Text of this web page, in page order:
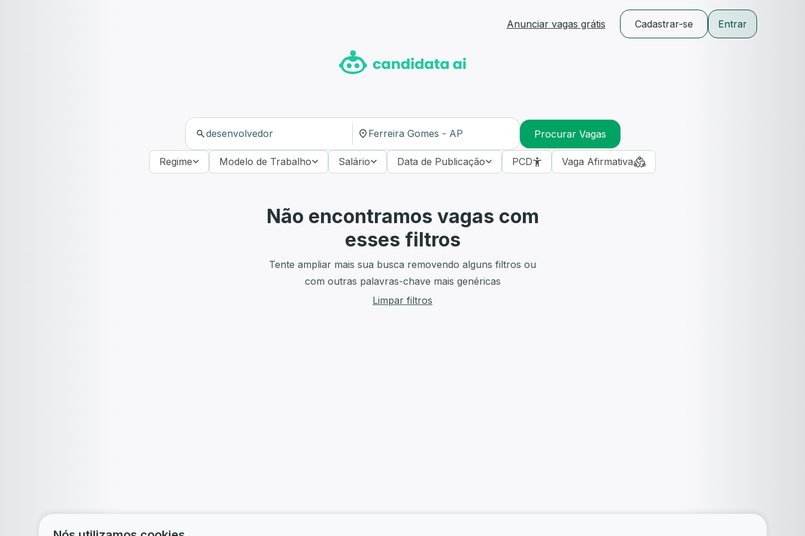
Anunciar vagas grátis Cadastrar-se Entrar
Procurar Vagas
Regime Modelo de Trabalho Salário Data de Publicação PCD Vaga Afirmativa
Não encontramos vagas com
esses filtros
Tente ampliar mais sua busca removendo alguns filtros ou
com outras palavras-chave mais genéricas
Limpar filtros